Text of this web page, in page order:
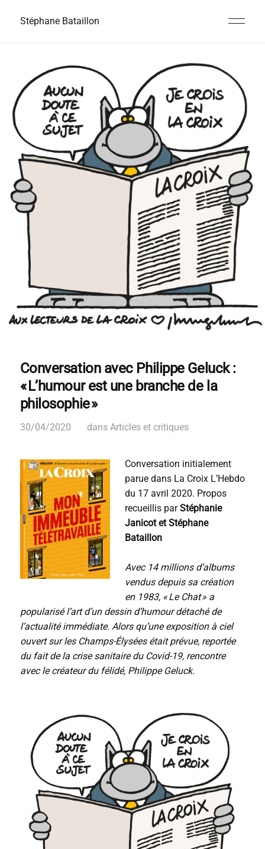
Stéphane Bataillon
Conversation avec Philippe Geluck :
« L’humour est une branche de la
philosophie »
30/04/2020 dans Articles et critiques
Conversation initialement
parue dans La Croix L’Hebdo
du 17 avril 2020. Propos
recueillis parStéphanie
Janicot et Stéphane
Bataillon
Avec 14 millions d’albums
vendus depuis sa création
en 1983, « Le Chat » a
popularisé l’art d’un dessin d’humour détaché de
l’actualité immédiate. Alors qu’une exposition à ciel
ouvert sur les Champs-Élysées était prévue, reportée
du fait de la crise sanitaire du Covid-19, rencontre
avec le créateur du félidé, Philippe Geluck.